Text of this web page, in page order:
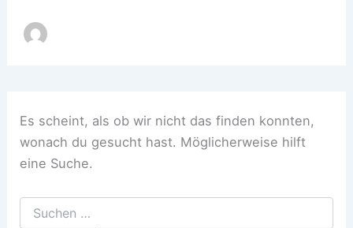
Es scheint, als ob wir nicht das finden konnten,
wonach du gesucht hast. Möglicherweise hilft
eine Suche.
Suchen
nach: